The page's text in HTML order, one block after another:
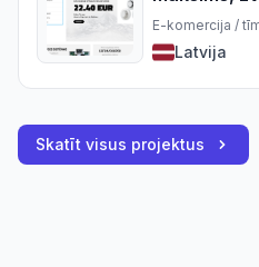
E-komercija /
Latvija
Skatīt visus projektus